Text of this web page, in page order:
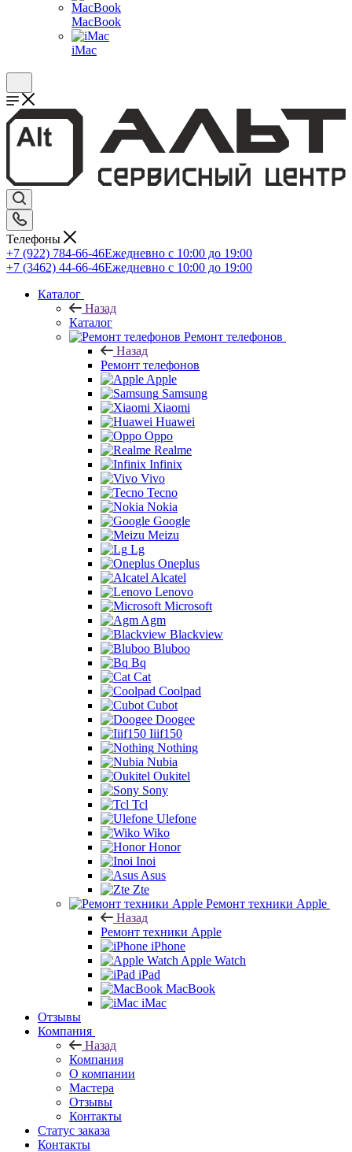
MacBook
iMac
Телефоны
+7 (922) 784-66-46Ежедневно с 10:00 до 19:00
+7 (3462) 44-66-46Ежедневно с 10:00 до 19:00
Каталог
Назад
Каталог
Ремонт телефонов
Назад
Ремонт телефонов
Apple
Samsung
Xiaomi
Huawei
Oppo
Realme
Infinix
Vivo
Tecno
Nokia
Google
Meizu
Lg
Oneplus
Alcatel
Lenovo
Microsoft
Agm
Blackview
Bluboo
Bq
Cat
Coolpad
Cubot
Doogee
Iiif150
Nothing
Nubia
Oukitel
Sony
Tcl
Ulefone
Wiko
Honor
Inoi
Asus
Zte
Ремонт техники Apple
Назад
Ремонт техники Apple
iPhone
Apple Watch
iPad
MacBook
iMac
Отзывы
Компания
Назад
Компания
О компании
Мастера
Отзывы
Контакты
Статус заказа
Контакты